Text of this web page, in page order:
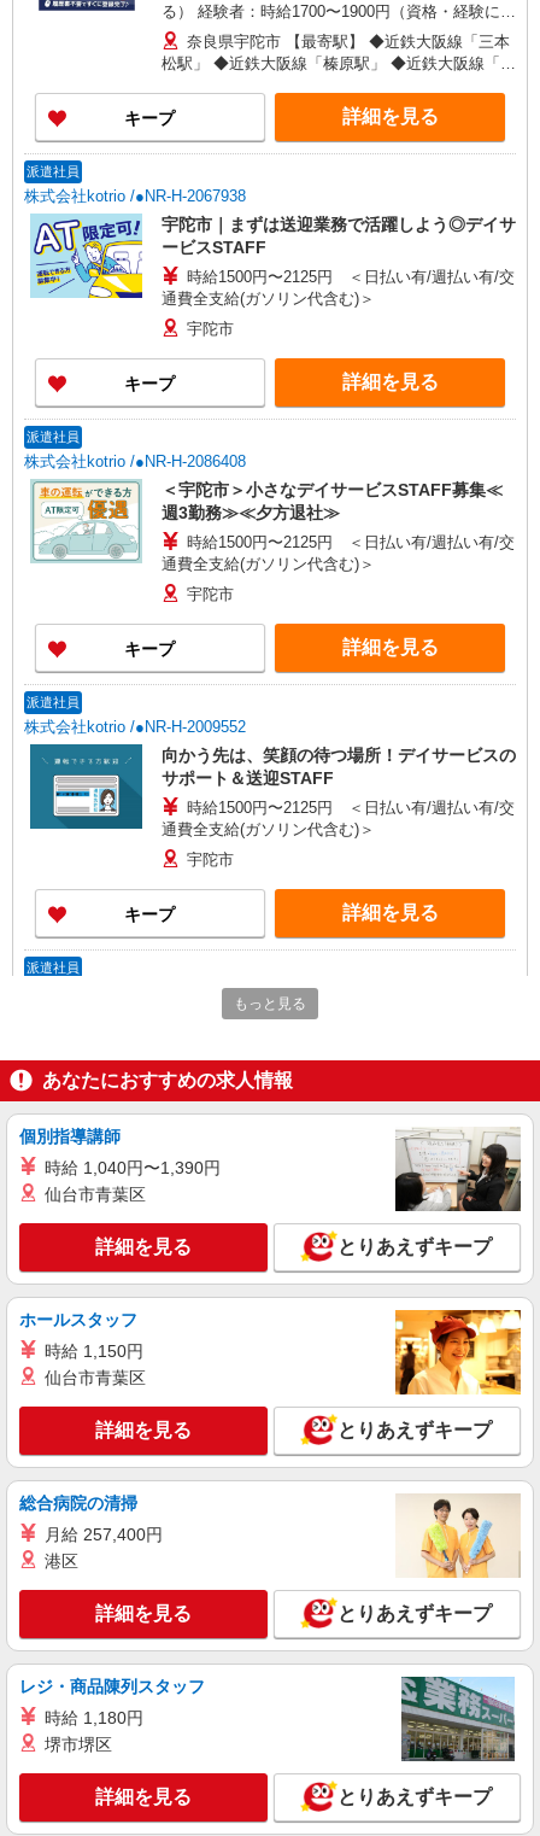
る） 経験者：時給1700〜1900円（資格・経験によ
る） ◎月収例 時給1900円×1日8時間×22日（週5
日）＝33万4400円 ◆昇給あり ◆支払い方法 ※日
払い/週払い/月払い対応も可能です。詳しくは面談
時にご相談ください。 ◆交通費：別途全額支給 ※
当社規定あり
奈良県宇陀市 【最寄駅】 ◆近鉄大阪線「三本
松駅」 ◆近鉄大阪線「榛原駅」 ◆近鉄大阪線「室
す！
キープ 詳細を見る
派遣社員
株式会社kotrio /●NR-H-2067938
宇陀市｜まずは送迎業務で活躍しよう◎デイサ
ービスSTAFF
時給1500円〜2125円 ＜日払い有/週払い有/交
通費全支給(ガソリン代含む)＞
宇陀市
キープ 詳細を見る
派遣社員
株式会社kotrio /●NR-H-2086408
＜宇陀市＞小さなデイサービスSTAFF募集≪
週3勤務≫≪夕方退社≫
時給1500円〜2125円 ＜日払い有/週払い有/交
通費全支給(ガソリン代含む)＞
宇陀市
キープ 詳細を見る
派遣社員
株式会社kotrio /●NR-H-2009552
向かう先は、笑顔の待つ場所！デイサービスの
サポート＆送迎STAFF
時給1500円〜2125円 ＜日払い有/週払い有/交
通費全支給(ガソリン代含む)＞
宇陀市
キープ 詳細を見る
派遣社員
株式会社kotrio /●NR-H-2066858
宇陀市＊グループホームSTAFF＊経験不問◎
時給1500円〜2125円 ＜日払い有/週払い有/交
通費全支給(ガソリン代含む)＞
キープ 詳細を見る
株式会社kotrio /●NR-H-2068468
≪宇陀市≫介護の現場で心を燃やせ！！！デイ
時給1500円〜2125円 ＜日払い有/週払い有/交
キープ 詳細を見る
派遣社員
株式会社kotrio /●NR-H-2021733
宇陀市*デイでの生活補助☆新たなスキルを身
時給1500円〜2150円 ＜日払い有/週払い有/交
通費全支給(ガソリン代含む)＞
宇陀市
キープ 詳細を見る
株式会社kotrio /●NR-H-2051235
宇陀市＊年齢不問◎未経験から安定した業界へ
もっと見る
あなたにおすすめの求人情報
個別指導講師
時給 1,040円〜1,390円
仙台市青葉区
詳細を見る とりあえずキープ
ホールスタッフ
時給 1,150円
仙台市青葉区
詳細を見る とりあえずキープ
総合病院の清掃
月給 257,400円
港区
詳細を見る とりあえずキープ
レジ・商品陳列スタッフ
時給 1,180円
堺市堺区
詳細を見る とりあえずキープ